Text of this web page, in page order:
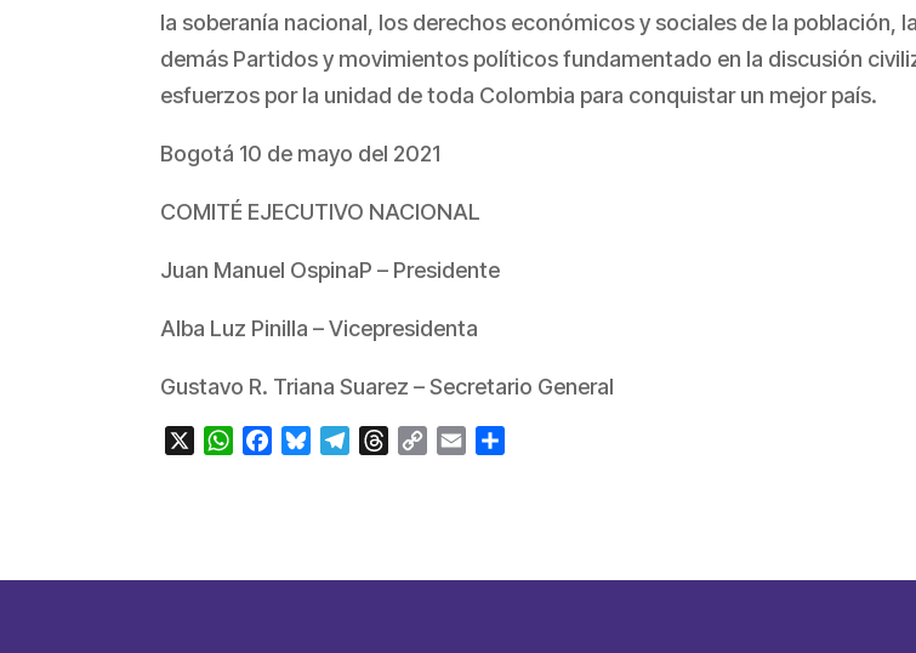
la soberanía nacional, los derechos económicos y sociales de la población,
demás Partidos y movimientos políticos fundamentado en la discusión
esfuerzos por la unidad de toda Colombia para conquistar un mejor país.
Bogotá 10 de mayo del 2021
COMITÉ EJECUTIVO NACIONAL
Juan Manuel OspinaP – Presidente
Alba Luz Pinilla – Vicepresidenta
Gustavo R. Triana Suarez – Secretario General
WhatsApp
FacebookBlueskyTelegramThreads
Copy Email